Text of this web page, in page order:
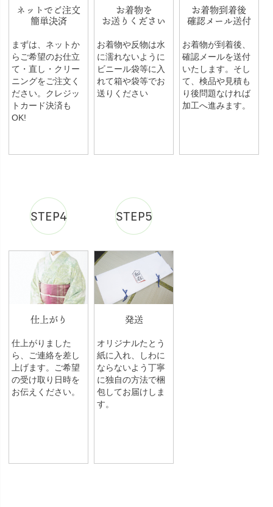
ネットでご注文
簡単決済
まずは、ネットか
らご希望のお仕立
て・直し・クリー
ニングをご注文く
ださい。クレジッ
トカード決済も
OK!
お着物を
お送りください
お着物や反物は水
に濡れないように
ビニール袋等に入
れて箱や袋等でお
送りください
お着物到着後
確認メール送付
お着物が到着後、
確認メールを送付
いたします。そし
て、検品や見積も
り後問題なければ
加工へ進みます。
STEP4
仕上がり
仕上がりました
ら、ご連絡を差し
上げます。ご希望
の受け取り日時を
お伝えください。
STEP5
発送
オリジナルたとう
紙に入れ、しわに
ならないよう丁寧
に独自の方法で梱
包してお届けしま
す。